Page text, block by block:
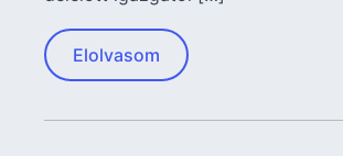
Elolvasom